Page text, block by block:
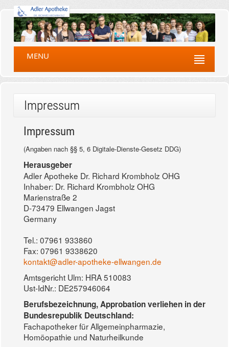
MENU
Impressum
Impressum
(Angaben nach §§ 5, 6 Digitale-Dienste-Gesetz DDG)
Herausgeber
Adler Apotheke Dr. Richard Krombholz OHG
Inhaber: Dr. Richard Krombholz OHG
Marienstraße 2
D-73479 Ellwangen Jagst
Germany
Tel.: 07961 933860
Fax: 07961 9338620
kontakt@adler-apotheke-ellwangen.de
Amtsgericht Ulm: HRA 510083
Ust-IdNr.: DE257946064
Berufsbezeichnung, Approbation verliehen in der
Bundesrepublik Deutschland:
Fachapotheker für Allgemeinpharmazie,
Homöopathie und Naturheilkunde